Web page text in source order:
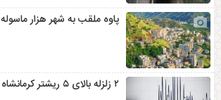
پاوه ملقب به شهر هزار ماسوله
۲ زلزله‌ بالای ۵ ریشتر کرمانشاه را لرزاند